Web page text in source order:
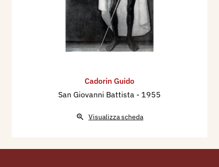
Cadorin Guido
San Giovanni Battista - 1955
Visualizza scheda